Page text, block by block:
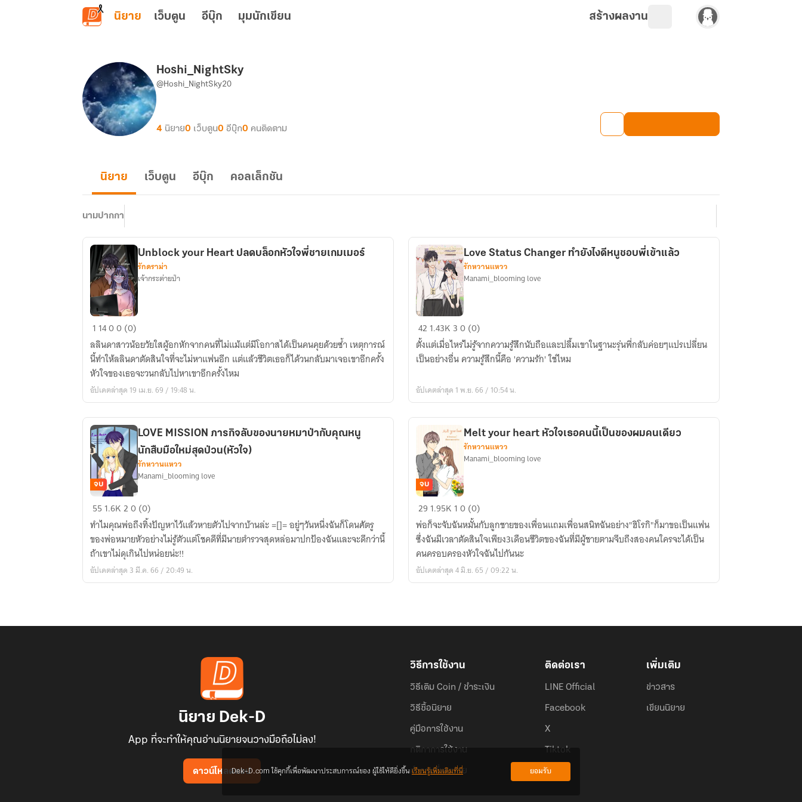
ข้ามไปยังเนื้อหาหลัก
นิยาย เว็บตูน อีบุ๊ก มุมนักเขียน สร้างผลงาน
Hoshi_NightSky
@Hoshi_NightSky20
4 นิยาย0 เว็บตูน0 อีบุ๊ก0 คนติดตาม
นิยาย เว็บตูน อีบุ๊ก คอลเล็กชัน
นามปากกา
Unblock
your
Heart
ปลด
บล็อก
หัวใจ
ชาย
เกม
เม
อร์
Unblock your Heart ปลดบล็อกหัวใจพี่ชายเกมเมอร์
รักดราม่า
เจ้ากระต่ายป่า
1 1400 (0)
ลลินดาสาวน้อยวัยใสผู้อกหักจากคนที่ไม่แม้แต่มีโอกาสได้เป็นคนคุยด้วยซ้ำ เหตุการณ์
นี้ทำให้ลลินดาตัดสินใจที่จะไม่หาแฟนอีก แต่แล้วชีวิตเธอก็ได้วนกลับมาเจอเขาอีกครั้ง
หัวใจของเธอจะวนกลับไปหาเขาอีกครั้งไหม
อัปเดตล่าสุด 19 เม.ย. 69 / 19:48 น.
Love
Status
Changer
ทำ
ไง
หนู
ชอบ
พี่
เข้า
แล้ว
Love Status Changer ทำยังไงดีหนูชอบพี่เข้าแล้ว
รักหวานแหวว
Manami_blooming love
42 1.43K 30 (0)
ตั้งแต่เมื่อไหร่ไม่รู้จากความรู้สึกนับถือและปลื้มเขาในฐานะรุ่นพี่กลับค่อยๆแปรเปลี่ยน
เป็นอย่างอื่น ความรู้สึกนี้คือ 'ความรัก' ใช่ไหม
อัปเดตล่าสุด 1 พ.ย. 66 / 10:54 น.
LOVE
MISSION
ภารกิจ
ลับ
ของ
นาย
จบ
LOVE MISSION ภารกิจลับของนายหมาป่ากับคุณหนู
นักสืบมือใหม่สุดป่วน(หัวใจ)
รักหวานแหวว
Manami_blooming love
55 1.6K20 (0)
ทำไมคุณพ่อถึงทิ้งปัญหาไว้แล้วหายตัวไปจากบ้านล่ะ =[]= อยู่ๆวันหนึ่งฉันก็โดนศัตรู
ของพ่อหมายหัวอย่างไม่รู้ตัวแต่โชคดีที่มีนายตำรวจสุดหล่อมาปกป้องฉันและจะดีกว่านี้
ถ้าเขาไม่ดุเกินไปหน่อยน่ะ!!
อัปเดตล่าสุด 3 มี.ค. 66 / 20:49 น.
Melt
your
heart
หัวใจ
เธอ
คน
เดียว
จบ
Melt your heart หัวใจเธอคนนี้เป็นของผมคนเดียว
รักหวานแหวว
Manami_blooming love
29 1.95K 10 (0)
พ่อก็จะจับฉันหมั้นกับลูกชายของเพื่อนแถมเพื่อนสนิทฉันอย่าง"ฮิโรกิ"ก็มาขอเป็นแฟน
ซึ่งฉันมีเวลาตัดสินใจเพียง3เดือนชีวิตของฉันที่มีผู้ชายตามจีบถึงสองคนใครจะได้เป็น
คนครอบครองหัวใจฉันไปกันนะ
อัปเดตล่าสุด 4 มิ.ย. 65 / 09:22 น.
นิยาย Dek-D
App ที่จะทำให้คุณอ่านนิยายจนวางมือถือไม่ลง!
ดาวน์โหลดแอป
วิธีการใช้งาน
วิธีเติม Coin / ชำระเงิน
วิธีซื้อนิยาย
คู่มือการใช้งาน
กติกาการใช้งาน
คำถามที่พบบ่อย
ติดต่อเรา
LINE Official
Facebook
X
Tiktok
เพิ่มเติม
ข่าวสาร
เขียนนิยาย
Dek-D.com ใช้คุกกี้เพื่อพัฒนาประสบการณ์ของ ผู้ใช้ให้ดียิ่งขึ้นเรียนรู้เพิ่มเติมที่นี่ ยอมรับ